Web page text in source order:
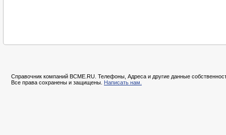
Справочник компаний BCME.RU. Телефоны, Адреса и другие данные
Все права сохранены и защищены. Написать нам.